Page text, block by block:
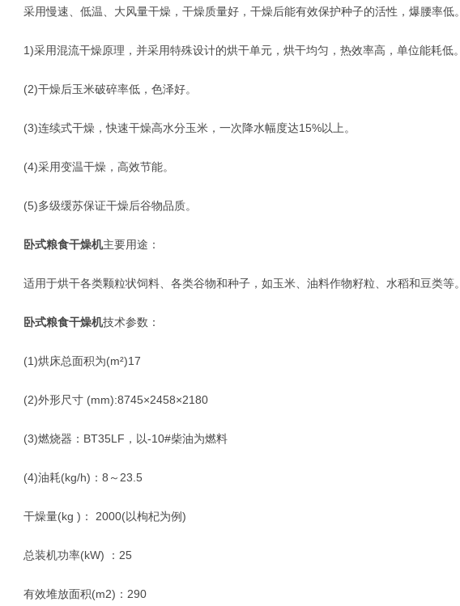
采用慢速、低温、大风量干燥，干燥质量好，干燥后能有效保护种子的活性，爆腰率低。
1)采用混流干燥原理，并采用特殊设计的烘干单元，烘干均匀，热效率高，单位能耗低。
(2)干燥后玉米破碎率低，色泽好。
(3)连续式干燥，快速干燥高水分玉米，一次降水幅度达15%以上。
(4)采用变温干燥，高效节能。
(5)多级缓苏保证干燥后谷物品质。
卧式粮食干燥机主要用途：
适用于烘干各类颗粒状饲料、各类谷物和种子，如玉米、油料作物籽粒、水稻和豆类等。
卧式粮食干燥机技术参数：
(1)烘床总面积为(m²)17
(2)外形尺寸 (mm):8745×2458×2180
(3)燃烧器：BT35LF，以-10#柴油为燃料
(4)油耗(kg/h)：8～23.5
干燥量(kg )： 2000(以枸杞为例)
总装机功率(kW) ：25
有效堆放面积(m2)：290